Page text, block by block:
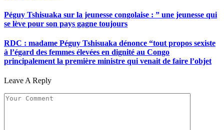
Péguy Tshisuaka sur la jeunesse congolaise : ” une jeunesse qui
se lève pour son pays gagne toujours
RDC : madame Péguy Tshisuaka dénonce “tout propos sexiste
à l’égard des femmes élevées en dignité au Congo
principalement la première ministre qui venait de faire l’objet
Leave A Reply